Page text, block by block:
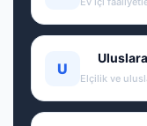
U
Elçilik ve